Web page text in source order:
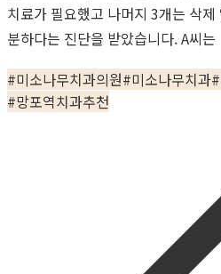
치료가 필요했고 나머지 3개는 삭
분하다는 진단을 받았습니다. A씨는
#미소나무치과의원#미소나무치과#
#망포역치과추천